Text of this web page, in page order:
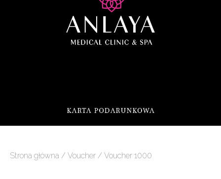
Strona główna / Voucher / Voucher 1000